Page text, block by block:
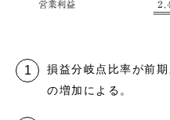
損益分岐点比率が前
の増加による。